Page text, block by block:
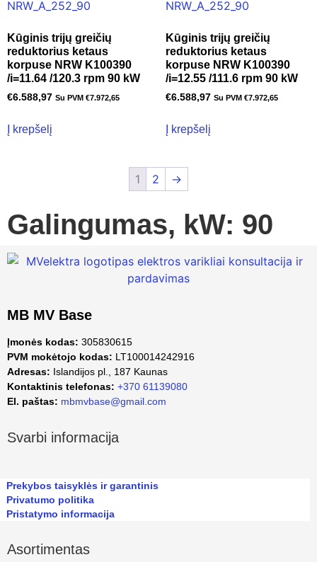
Kūginis trijų greičių
reduktorius ketaus
korpuse NRW K100390
/i=11.64 /120.3 rpm 90 kW
€6.588,97 Su PVM €7.972,65
Į krepšelį
Kūginis trijų greičių
reduktorius ketaus
korpuse NRW K100390
/i=12.55 /111.6 rpm 90 kW
€6.588,97 Su PVM €7.972,65
Į krepšelį
1 2 →
Galingumas, kW: 90
MB MV Base
Įmonės kodas: 305830615
PVM mokėtojo kodas: LT100014242916
Adresas: Islandijos pl., 187 Kaunas
Kontaktinis telefonas: +370 61139080
El. paštas: mbmvbase@gmail.com
Svarbi informacija
Prekybos taisyklės ir garantinis
Privatumo politika
Pristatymo informacija
Asortimentas